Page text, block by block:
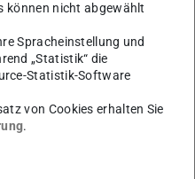
können nicht abgewählt
Spracheinstellung und
„Statistik“ die
Statistik-Software
von Cookies erhalten Sie
.